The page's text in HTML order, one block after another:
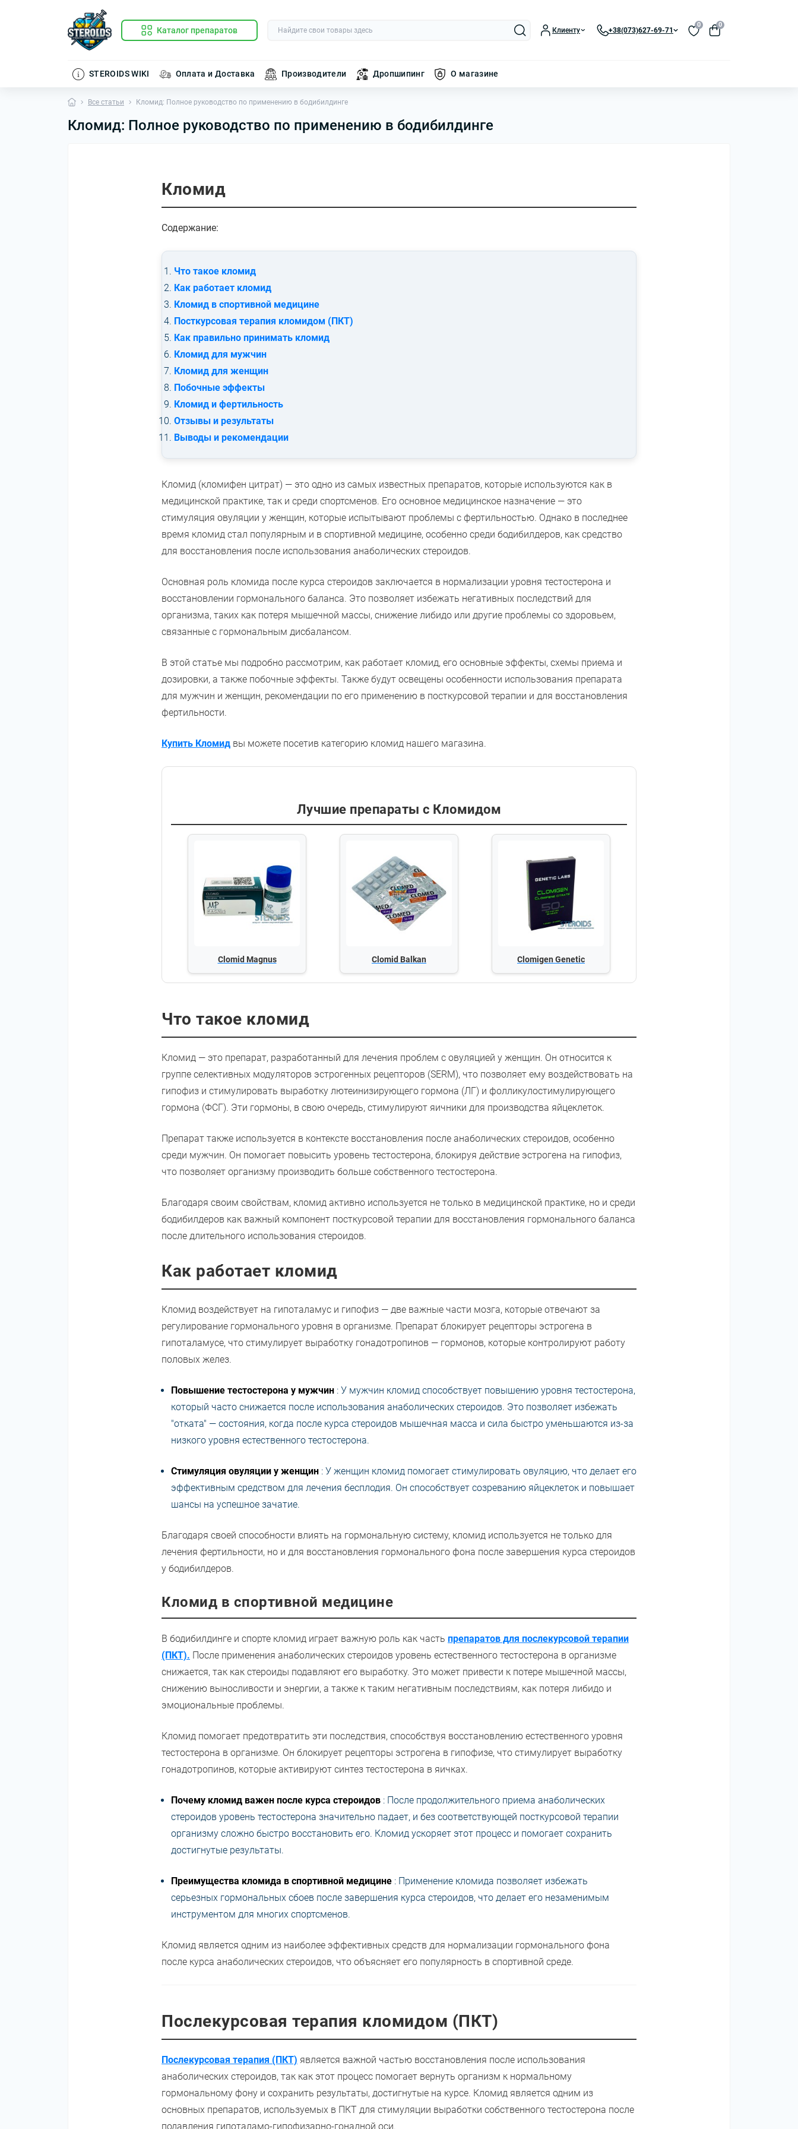
Каталог препаратов Клиенту +38(073)627-69-71
0 0
STEROIDS WIKI Оплата и Доставка Производители Дропшипинг О магазине
Все статьи Кломид: Полное руководство по применению в бодибилдинге
Кломид: Полное руководство по применению в бодибилдинге
Кломид
Содержание:
Что такое кломид
Как работает кломид
Кломид в спортивной медицине
Посткурсовая терапия кломидом (ПКТ)
Как правильно принимать кломид
Кломид для мужчин
Кломид для женщин
Побочные эффекты
Кломид и фертильность
Отзывы и результаты
Выводы и рекомендации
Кломид (кломифен цитрат) — это одно из самых известных препаратов, которые используются как в
медицинской практике, так и среди спортсменов. Его основное медицинское назначение — это
стимуляция овуляции у женщин, которые испытывают проблемы с фертильностью. Однако в последнее
время кломид стал популярным и в спортивной медицине, особенно среди бодибилдеров, как средство
для восстановления после использования анаболических стероидов.
Основная роль кломида после курса стероидов заключается в нормализации уровня тестостерона и
восстановлении гормонального баланса. Это позволяет избежать негативных последствий для
организма, таких как потеря мышечной массы, снижение либидо или другие проблемы со здоровьем,
связанные с гормональным дисбалансом.
В этой статье мы подробно рассмотрим, как работает кломид, его основные эффекты, схемы приема и
дозировки, а также побочные эффекты. Также будут освещены особенности использования препарата
для мужчин и женщин, рекомендации по его применению в посткурсовой терапии и для восстановления
фертильности.
Купить Кломид вы можете посетив категорию кломид нашего магазина.
Лучшие препараты c Кломидом
Clomid Magnus Clomid Balkan Clomigen Genetic
Что такое кломид
Кломид — это препарат, разработанный для лечения проблем с овуляцией у женщин. Он относится к
группе селективных модуляторов эстрогенных рецепторов (SERM), что позволяет ему воздействовать на
гипофиз и стимулировать выработку лютеинизирующего гормона (ЛГ) и фолликулостимулирующего
гормона (ФСГ). Эти гормоны, в свою очередь, стимулируют яичники для производства яйцеклеток.
Препарат также используется в контексте восстановления после анаболических стероидов, особенно
среди мужчин. Он помогает повысить уровень тестостерона, блокируя действие эстрогена на гипофиз,
что позволяет организму производить больше собственного тестостерона.
Благодаря своим свойствам, кломид активно используется не только в медицинской практике, но и среди
бодибилдеров как важный компонент посткурсовой терапии для восстановления гормонального баланса
после длительного использования стероидов.
Как работает кломид
Кломид воздействует на гипоталамус и гипофиз — две важные части мозга, которые отвечают за
регулирование гормонального уровня в организме. Препарат блокирует рецепторы эстрогена в
гипоталамусе, что стимулирует выработку гонадотропинов — гормонов, которые контролируют работу
половых желез.
Повышение тестостерона у мужчин : У мужчин кломид способствует повышению уровня тестостерона,
который часто снижается после использования анаболических стероидов. Это позволяет избежать
"отката" — состояния, когда после курса стероидов мышечная масса и сила быстро уменьшаются из-за
низкого уровня естественного тестостерона.
Стимуляция овуляции у женщин : У женщин кломид помогает стимулировать овуляцию, что делает его
эффективным средством для лечения бесплодия. Он способствует созреванию яйцеклеток и повышает
шансы на успешное зачатие.
Благодаря своей способности влиять на гормональную систему, кломид используется не только для
лечения фертильности, но и для восстановления гормонального фона после завершения курса стероидов
у бодибилдеров.
Кломид в спортивной медицине
В бодибилдинге и спорте кломид играет важную роль как часть препаратов для послекурсовой терапии
(ПКТ). После применения анаболических стероидов уровень естественного тестостерона в организме
снижается, так как стероиды подавляют его выработку. Это может привести к потере мышечной массы,
снижению выносливости и энергии, а также к таким негативным последствиям, как потеря либидо и
эмоциональные проблемы.
Кломид помогает предотвратить эти последствия, способствуя восстановлению естественного уровня
тестостерона в организме. Он блокирует рецепторы эстрогена в гипофизе, что стимулирует выработку
гонадотропинов, которые активируют синтез тестостерона в яичках.
Почему кломид важен после курса стероидов : После продолжительного приема анаболических
стероидов уровень тестостерона значительно падает, и без соответствующей посткурсовой терапии
организму сложно быстро восстановить его. Кломид ускоряет этот процесс и помогает сохранить
достигнутые результаты.
Преимущества кломида в спортивной медицине : Применение кломида позволяет избежать
серьезных гормональных сбоев после завершения курса стероидов, что делает его незаменимым
инструментом для многих спортсменов.
Кломид является одним из наиболее эффективных средств для нормализации гормонального фона
после курса анаболических стероидов, что объясняет его популярность в спортивной среде.
Послекурсовая терапия кломидом (ПКТ)
Послекурсовая терапия (ПКТ) является важной частью восстановления после использования
анаболических стероидов, так как этот процесс помогает вернуть организм к нормальному
гормональному фону и сохранить результаты, достигнутые на курсе. Кломид является одним из
основных препаратов, используемых в ПКТ для стимуляции выработки собственного тестостерона после
подавления гипоталамо-гипофизарно-гонадной оси.